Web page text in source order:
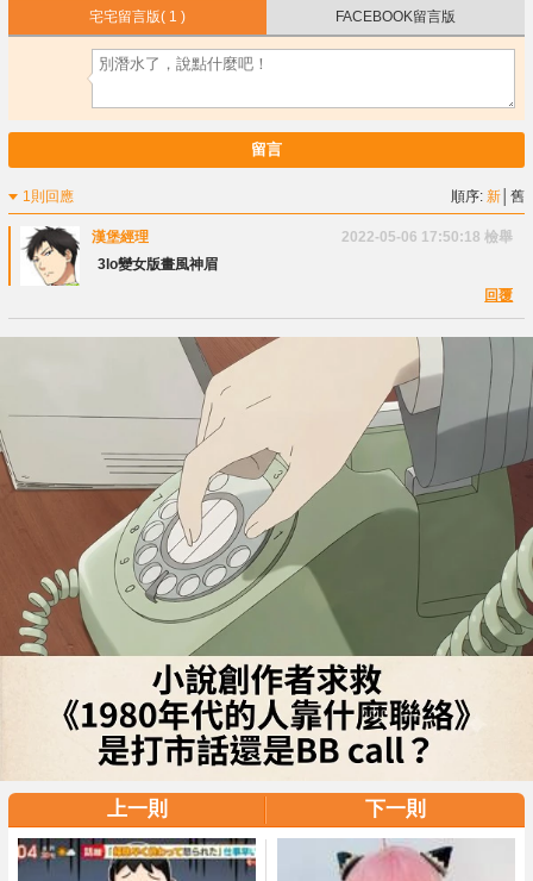
宅宅留言版( 1 ) FACEBOOK留言版
留言
1則回應 順序:新 │舊
漢堡經理 2022-05-06 17:50:18 檢舉
3lo變女版畫風神眉
回覆
上一則 下一則